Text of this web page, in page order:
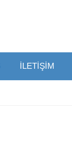
İLETİŞİM